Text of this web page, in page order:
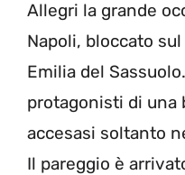
Allegri la grande
Napoli, bloccato
Emilia del
protagonisti di una
accesasi soltanto
Il pareggio è